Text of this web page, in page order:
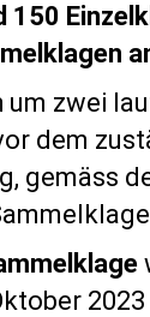
150
um zwei
dem
gemäss
2023